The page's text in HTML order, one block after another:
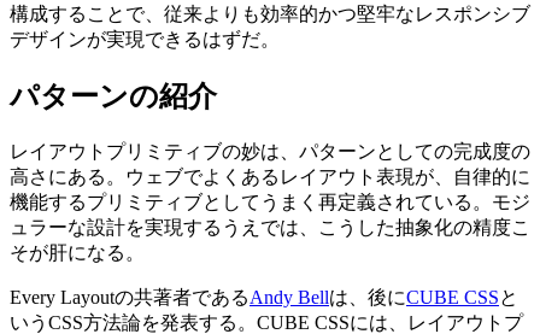
構成することで、従来よりも効率的かつ堅牢なレスポンシブ
デザインが実現できるはずだ。
パターンの紹介
レイアウトプリミティブの妙は、パターンとしての完成度の
高さにある。ウェブでよくあるレイアウト表現が、自律的に
機能するプリミティブとしてうまく再定義されている。モジ
ュラーな設計を実現するうえでは、こうした抽象化の精度こ
そが肝になる。
Every Layoutの共著者であるAndy Bellは、後にCUBE CSSと
いうCSS方法論を発表する。CUBE CSSには、レイアウトプ